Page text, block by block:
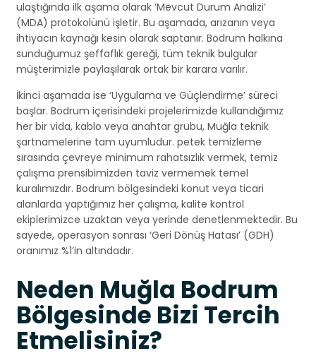
ulaştığında ilk aşama olarak ‘Mevcut Durum Analizi’
(MDA) protokolünü işletir. Bu aşamada, arızanın veya
ihtiyacın kaynağı kesin olarak saptanır. Bodrum halkına
sunduğumuz şeffaflık gereği, tüm teknik bulgular
müşterimizle paylaşılarak ortak bir karara varılır.
İkinci aşamada ise ‘Uygulama ve Güçlendirme’ süreci
başlar. Bodrum içerisindeki projelerimizde kullandığımız
her bir vida, kablo veya anahtar grubu, Muğla teknik
şartnamelerine tam uyumludur. petek temizleme
sırasında çevreye minimum rahatsızlık vermek, temiz
çalışma prensibimizden taviz vermemek temel
kuralımızdır. Bodrum bölgesindeki konut veya ticari
alanlarda yaptığımız her çalışma, kalite kontrol
ekiplerimizce uzaktan veya yerinde denetlenmektedir. Bu
sayede, operasyon sonrası ‘Geri Dönüş Hatası’ (GDH)
oranımız %1’in altındadır.
Neden Muğla Bodrum
Bölgesinde Bizi Tercih
Etmelisiniz?